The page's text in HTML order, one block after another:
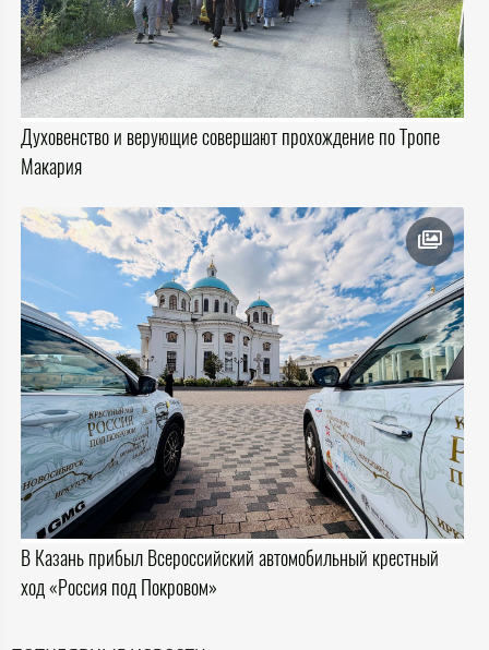
Духовенство и верующие совершают прохождение по Тропе
Макария
В Казань прибыл Всероссийский автомобильный крестный
ход «Россия под Покровом»